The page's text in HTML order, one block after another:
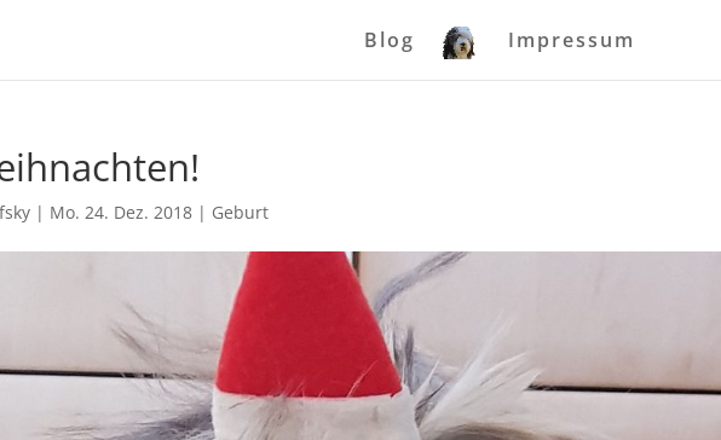
Blog Impressum
| Mo. 24. Dez. 2018 | Geburt